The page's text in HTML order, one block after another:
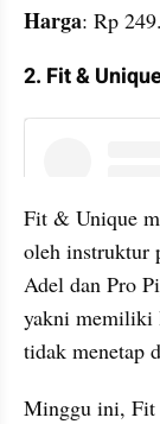
Harga: Rp
2. Fit &
Fit & Unique
oleh instruktur
Adel dan Pro
yakni memiliki
tidak menetap
Minggu ini, Fit